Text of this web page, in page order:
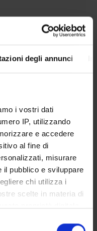
degli annunci
i vostri dati
IP, utilizzando
e accedere
al fine di
misurare
il pubblico e sviluppare
chi utilizza i
scelte in materia di